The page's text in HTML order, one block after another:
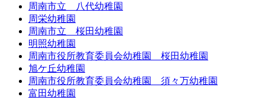
周南市立 八代幼稚園
周栄幼稚園
周南市立 桜田幼稚園
明照幼稚園
周南市役所教育委員会幼稚園 桜田幼稚園
旭ケ丘幼稚園
周南市役所教育委員会幼稚園 須々万幼稚園
富田幼稚園